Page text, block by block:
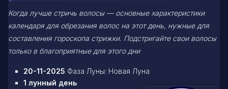
Когда лучше стричь волосы — основные характеристики
календаря для обрезания волос на этот день, нужные для
составления гороскопа стрижки. Подстригайте свои волосы
только в благоприятные для этого дни
20-11-2025 Фаза Луны: Новая Луна
1 лунный день